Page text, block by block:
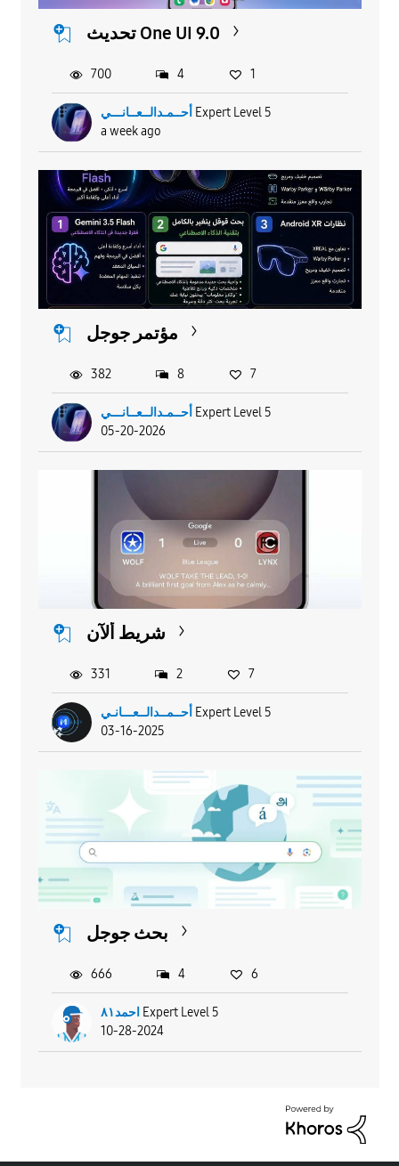
تحديث One UI 9.0
أحــمـدالــعــانـــي Expert Level 5
a week ago
700 4 1
مؤتمر جوجل
أحــمـدالــعــانـــي Expert Level 5
05-20-2026
382 8 7
شريط ألآن
أحــمــدالــعـــانـي Expert Level 5
03-16-2025
331 2 7
بحث جوجل
احمد٨١ Expert Level 5
10-28-2024
666 4 6